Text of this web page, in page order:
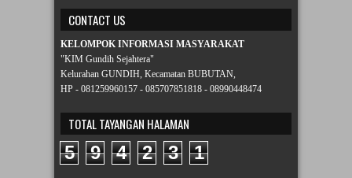
CONTACT US
KELOMPOK INFORMASI MASYARAKAT
"KIM Gundih Sejahtera"
Kelurahan GUNDIH, Kecamatan BUBUTAN,
HP - 081259960157 - 085707851818 - 08990448474
TOTAL TAYANGAN HALAMAN
5 9 4 2 3 1